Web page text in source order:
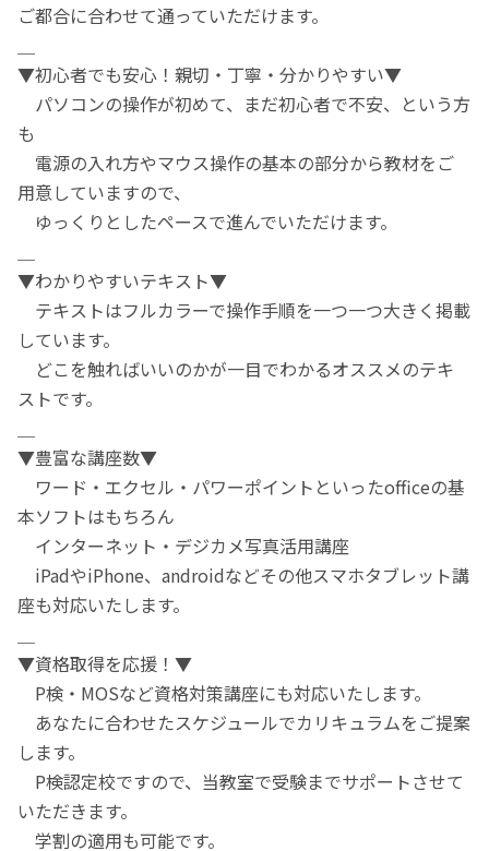
ご都合に合わせて通っていただけます。
▼初心者でも安心！親切・丁寧・分かりやすい▼
パソコンの操作が初めて、まだ初心者で不安、という方
も
電源の入れ方やマウス操作の基本の部分から教材をご
用意していますので、
ゆっくりとしたペースで進んでいただけます。
▼わかりやすいテキスト▼
テキストはフルカラーで操作手順を一つ一つ大きく掲載
しています。
どこを触ればいいのかが一目でわかるオススメのテキ
ストです。
▼豊富な講座数▼
ワード・エクセル・パワーポイントといったofficeの基
本ソフトはもちろん
インターネット・デジカメ写真活用講座
iPadやiPhone、androidなどその他スマホタブレット講
座も対応いたします。
▼資格取得を応援！▼
P検・MOSなど資格対策講座にも対応いたします。
あなたに合わせたスケジュールでカリキュラムをご提案
します。
P検認定校ですので、当教室で受験までサポートさせて
いただきます。
学割の適用も可能です。